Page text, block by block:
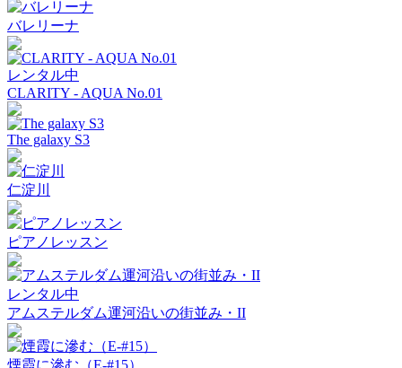
バレリーナ
レンタル中
CLARITY - AQUA No.01
The galaxy S3
仁淀川
ピアノレッスン
レンタル中
アムステルダム運河沿いの街並み・II
煙霞に滲む（E-#15）